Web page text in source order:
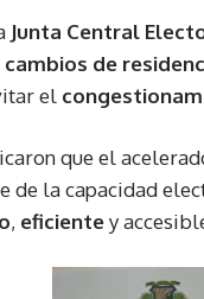
Junta Central
cambios de
el
que el
de la capacidad
, eficientey